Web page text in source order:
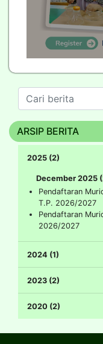
ARSIP BERITA
2025 (2)
December 2025
Pendaftaran
T.P. 2026/2027
Pendaftaran
2026/2027
2024 (1)
2023 (2)
2020 (2)